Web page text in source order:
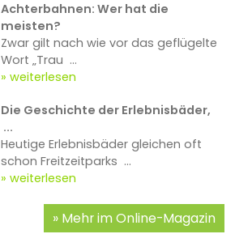
Achterbahnen: Wer hat die
meisten?
Zwar gilt nach wie vor das geflügelte
Wort „Trau ...
weiterlesen
Die Geschichte der Erlebnisbäder,
...
Heutige Erlebnisbäder gleichen oft
schon Freitzeitparks ...
weiterlesen
Mehr im Online-Magazin